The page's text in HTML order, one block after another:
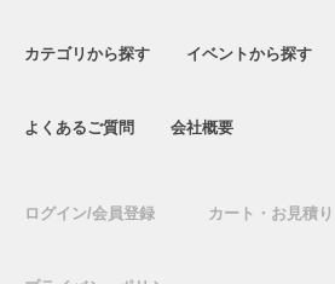
カテゴリから探す イベントから探す
よくあるご質問 会社概要
ログイン/会員登録 カート・お見積り